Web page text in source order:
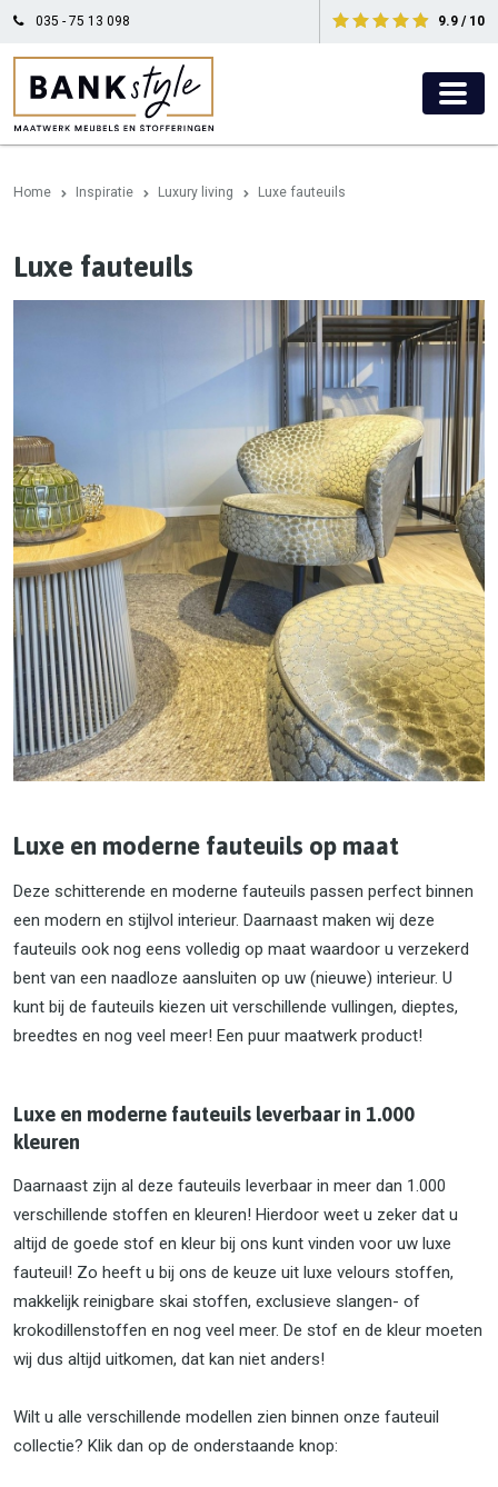
035 - 75 13 098 9.9 / 10
Home Inspiratie Luxury living Luxe fauteuils
Luxe fauteuils
Luxe en moderne fauteuils op maat
Deze schitterende en moderne fauteuils passen perfect binnen
een modern en stijlvol interieur. Daarnaast maken wij deze
fauteuils ook nog eens volledig op maat waardoor u verzekerd
bent van een naadloze aansluiten op uw (nieuwe) interieur. U
kunt bij de fauteuils kiezen uit verschillende vullingen, dieptes,
breedtes en nog veel meer! Een puur maatwerk product!
Luxe en moderne fauteuils leverbaar in 1.000
kleuren
Daarnaast zijn al deze fauteuils leverbaar in meer dan 1.000
verschillende stoffen en kleuren! Hierdoor weet u zeker dat u
altijd de goede stof en kleur bij ons kunt vinden voor uw luxe
fauteuil! Zo heeft u bij ons de keuze uit luxe velours stoffen,
makkelijk reinigbare skai stoffen, exclusieve slangen- of
krokodillenstoffen en nog veel meer. De stof en de kleur moeten
wij dus altijd uitkomen, dat kan niet anders!
Wilt u alle verschillende modellen zien binnen onze fauteuil
collectie? Klik dan op de onderstaande knop: